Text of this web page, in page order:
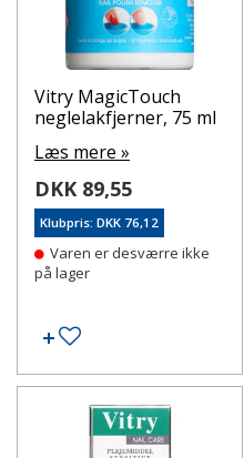
Vitry MagicTouch
neglelakfjerner, 75 ml
Læs mere »
DKK 89,55
Klubpris: DKK 76,12
Varen er desværre ikke
på lager
Tilføj til ønskeseddel